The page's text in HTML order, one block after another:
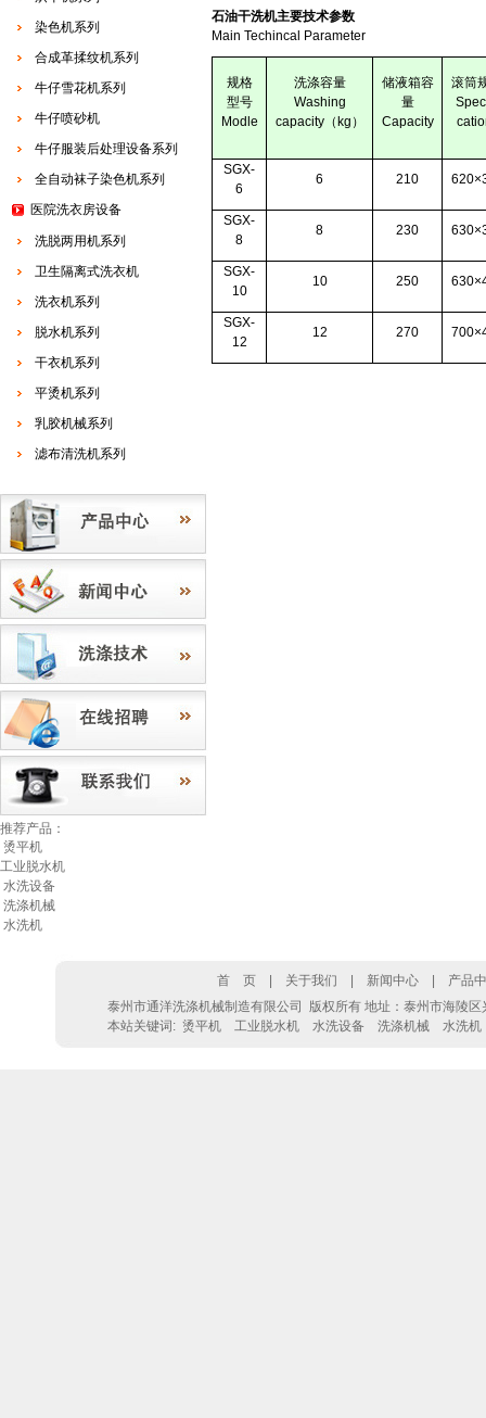
染色机系列
合成革揉纹机系列
牛仔雪花机系列
牛仔喷砂机
牛仔服装后处理设备系列
全自动袜子染色机系列
医院洗衣房设备
洗脱两用机系列
卫生隔离式洗衣机
洗衣机系列
脱水机系列
干衣机系列
平烫机系列
乳胶机械系列
滤布清洗机系列
推荐产品：
烫平机
工业脱水机
水洗设备
洗涤机械
水洗机
石油干洗机主要技术参数
Main Techincal Parameter
规格
型号
Modle
洗涤容量
Washing
capacity（ kg ）
储液箱容
量
Capacity
滚筒
SGX-
6
6 210 620×
SGX-
8
8 230 630×
SGX-
10
10 250 630×
SGX-
12
12 270 700×
首 页| 关于我们 新闻中心|
产品
泰州市通洋洗涤机械制造有限公司
版权所有 地址：泰州市海陵
本站关键词: 烫平机 工业脱水机 水洗设备 洗涤机械 水洗机